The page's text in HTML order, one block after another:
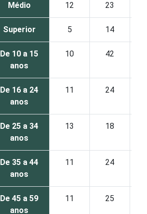
Médio 12 23
Superior 5 14
De 10 a 15
anos
10 42
De 16 a 24
anos
11 24
De 25 a 34
anos
13 18
De 35 a 44
anos
11 24
De 45 a 59
anos
11 25